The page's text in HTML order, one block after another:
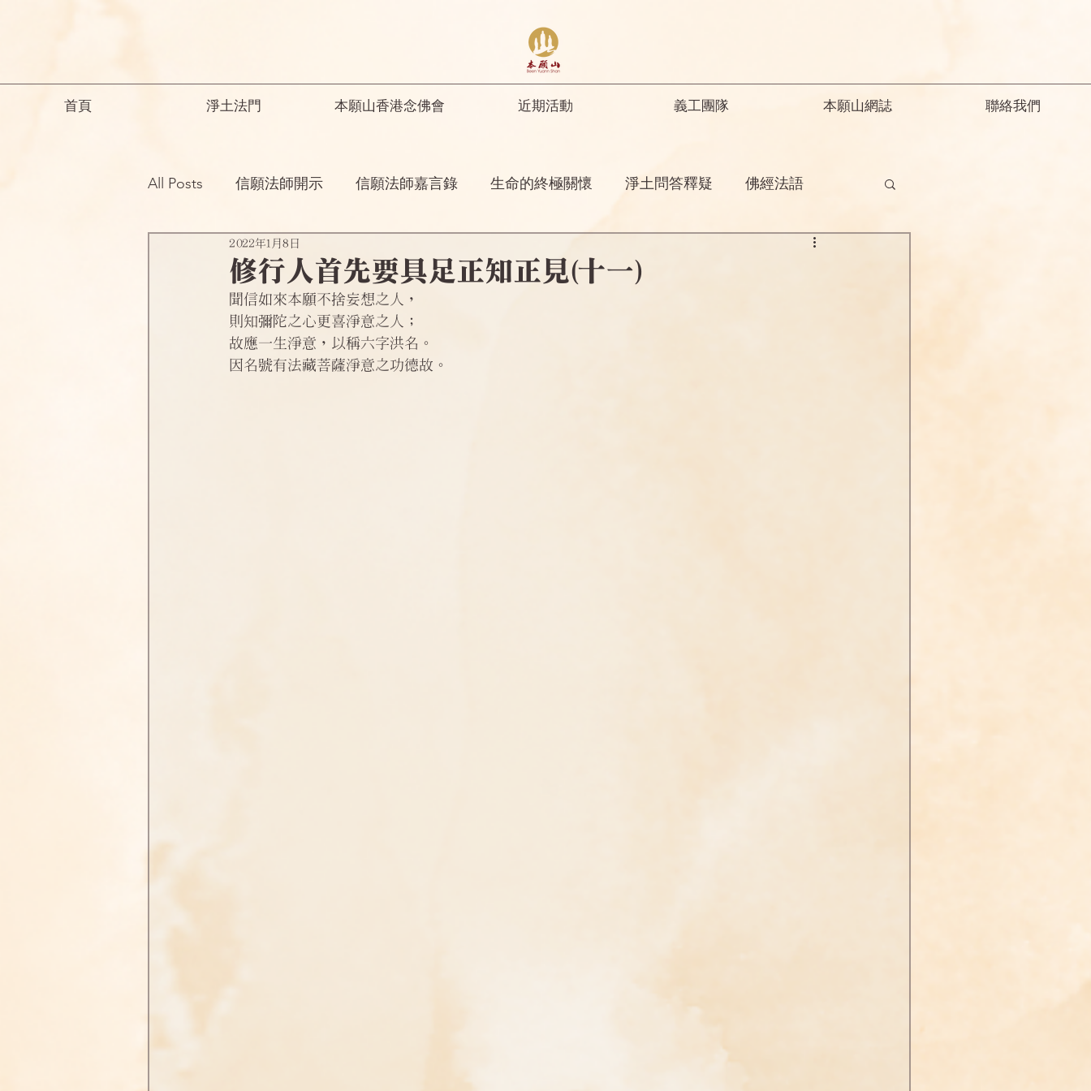
首頁 淨土法門 本願山香港念佛會 近期活動 義工團隊 本願山網誌 聯絡我們
All Posts 信願法師開示 信願法師嘉言錄 生命的終極關懷 淨土問答釋疑 佛經法語
祖師開示 諸師勸勉助念開示 釋迦教念彌陀
念佛之勝妙 一般故事 菩薩開示
淨土偈頌法語 四十八願問答 法訊活動
修行人首先要具足正知正見(十一)
2022年1月8日
聞信如來本願不捨妄想之人，
則知彌陀之心更喜淨意之人；
故應一生淨意，以稱六字洪名。
因名號有法藏菩薩淨意之功德故。